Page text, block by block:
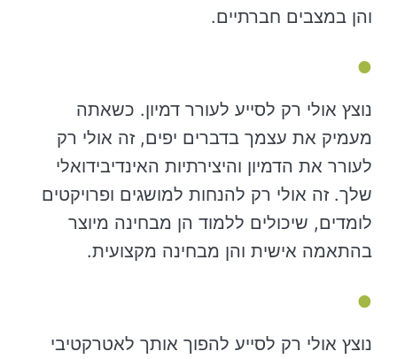
והן במצבים חברתיים.
נוצץ אולי רק לסייע לעורר דמיון. כשאתה
מעמיק את עצמך בדברים יפים, זה אולי רק
לעורר את הדמיון והיצירתיות האינדיבידואלי
שלך. זה אולי רק להנחות למושגים ופרויקטים
לומדים, שיכולים ללמוד הן מבחינה מיוצר
בהתאמה אישית והן מבחינה מקצועית.
נוצץ אולי רק לסייע להפוך אותך לאטרקטיבי